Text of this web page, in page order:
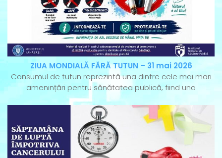
ZIUA MONDIALĂ FĂRĂ TUTUN – 31 mai 2026
Consumul de tutun reprezintă una dintre cele mai mari
amenințări pentru sănătatea publică, fiind una